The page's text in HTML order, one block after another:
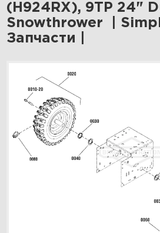
(H924RX), 9TP 24"
Snowthrower |
Запчасти |